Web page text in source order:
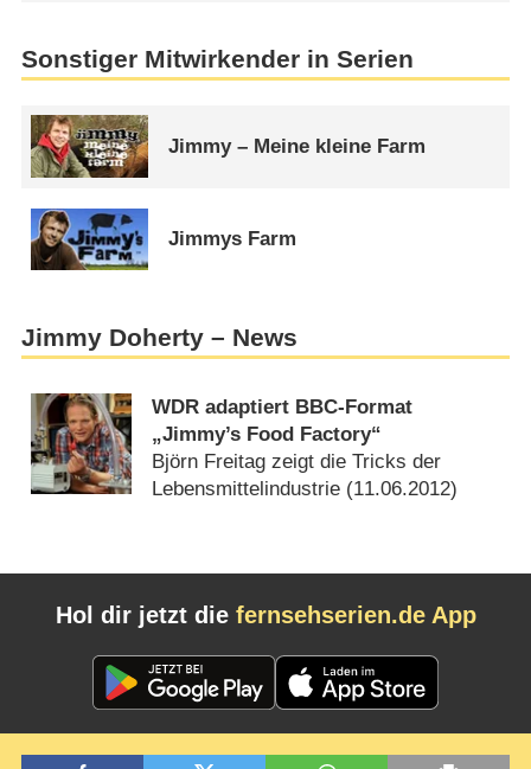
Sonstiger Mitwirkender in Serien
Jimmy – Meine kleine Farm
Jimmys Farm
Jimmy Doherty – News
WDR adaptiert BBC-Format
„Jimmy’s Food Factory“
Björn Freitag zeigt die Tricks der
Lebensmittelindustrie (11.06.2012)
Hol dir jetzt die fernsehserien.de App